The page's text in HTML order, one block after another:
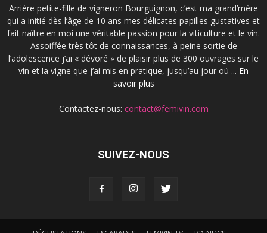
Arrière petite-fille de vigneron Bourguignon, c’est ma grand’mère
qui a initié dès l’âge de 10 ans mes délicates papilles gustatives et
fait naître en moi une véritable passion pour la viticulture et le vin.
Assoiffée très tôt de connaissances, à peine sortie de
l’adolescence j’ai « dévoré » de plaisir plus de 300 ouvrages sur le
vin et la vigne que j’ai mis en pratique, jusqu’au jour où ... En
savoir plus
Contactez-nous: contact@femivin.com
SUIVEZ-NOUS